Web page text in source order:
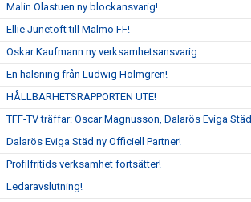
Malin Olastuen ny blockansvarig!
Ellie Junetoft till Malmö FF!
Oskar Kaufmann ny verksamhetsansvarig
En hälsning från Ludwig Holmgren!
HÅLLBARHETSRAPPORTEN UTE!
TFF-TV träffar: Oscar Magnusson, Dalarös Eviga Städ
Dalarös Eviga Städ ny Officiell Partner!
Profilfritids verksamhet fortsätter!
Ledaravslutning!